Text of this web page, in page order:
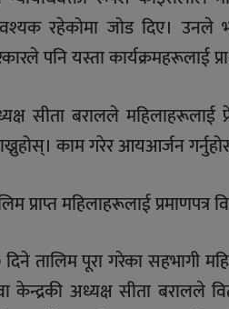
रहेकोमा जोड दिए। उनले
पनि यस्ता कार्यक्रमहरूलाई
सीता बरालले महिलाहरूलाई
काम गरेर आयआर्जन
प्राप्त महिलाहरूलाई प्रमाणपत्र
तालिम पूरा गरेका सहभागी
केन्द्रकी अध्यक्ष सीता बरालले